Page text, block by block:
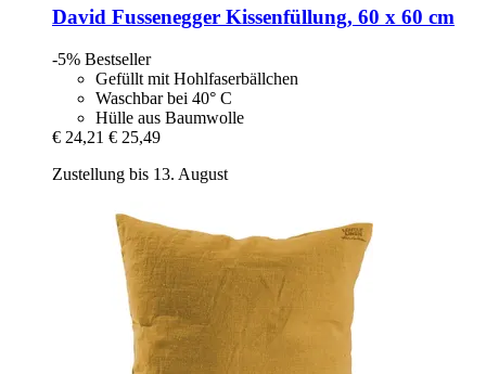
David Fussenegger Kissenfüllung, 60 x 60 cm
-5% Bestseller
Gefüllt mit Hohlfaserbällchen
Waschbar bei 40° C
Hülle aus Baumwolle
€ 24,21 € 25,49
Zustellung bis 13. August